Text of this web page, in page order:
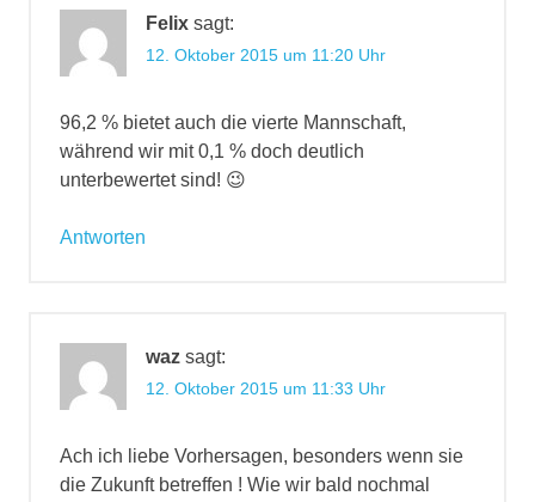
Felix sagt:
12. Oktober 2015 um 11:20 Uhr
96,2 % bietet auch die vierte Mannschaft,
während wir mit 0,1 % doch deutlich
unterbewertet sind! 😉
Antworten
waz sagt:
12. Oktober 2015 um 11:33 Uhr
Ach ich liebe Vorhersagen, besonders wenn sie
die Zukunft betreffen ! Wie wir bald nochmal